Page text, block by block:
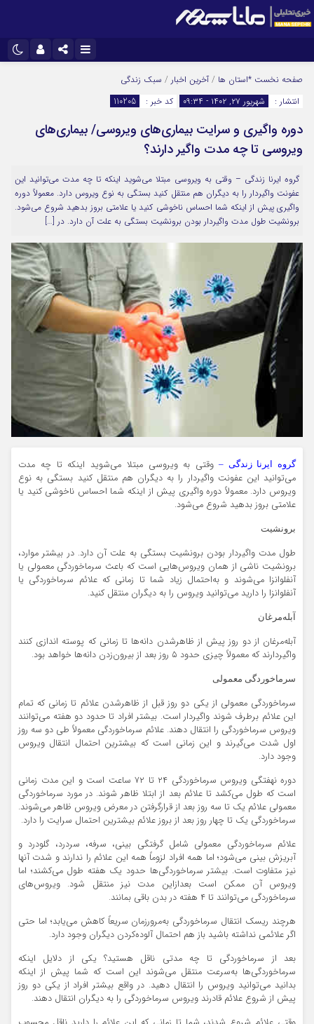
اینستاگرام
تلگرام
سروش
ایتا
آپارات
نام کاربری یا نشانی ایمیل
رمز عبور
مرا به خاطر بسپار
صفحه نخست *استان ها / آخرین اخبار / سبک زندگی
انتشار :
شهریور ۲۷, ۱۴۰۲ - ۰۹:۳۴ کد خبر : 110205
دوره واگیری و سرایت بیماری‌های ویروسی/ بیماری‌های
ویروسی تا چه مدت واگیر دارند؟
گروه ایرنا زندگی – وقتی به ویروسی مبتلا می‌شوید اینکه تا چه مدت می‌توانید این
عفونت واگیردار را به دیگران هم منتقل کنید بستگی به نوع ویروس دارد. معمولاً دوره
واگیری پیش از اینکه شما احساس ناخوشی کنید یا علامتی بروز بدهید شروع می‌شود.
برونشیت طول مدت واگیردار بودن برونشیت بستگی به علت آن دارد. در […]
گروه ایرنا زندگی – وقتی به ویروسی مبتلا می‌شوید اینکه تا چه مدت
می‌توانید این عفونت واگیردار را به دیگران هم منتقل کنید بستگی به نوع
ویروس دارد. معمولاً دوره واگیری پیش از اینکه شما احساس ناخوشی کنید یا
علامتی بروز بدهید شروع می‌شود.
برونشیت
طول مدت واگیردار بودن برونشیت بستگی به علت آن دارد. در بیشتر موارد،
برونشیت ناشی از همان ویروس‌هایی است که باعث سرماخوردگی معمولی یا
آنفلوانزا می‌شوند و به‌احتمال زیاد شما تا زمانی که علائم سرماخوردگی یا
آنفلوانزا را دارید می‌توانید ویروس را به دیگران منتقل کنید.
آبله‌مرغان
آبله‌مرغان از دو روز پیش از ظاهرشدن دانه‌ها تا زمانی که پوسته اندازی کنند
واگیردارند که معمولاً چیزی حدود ۵ روز بعد از بیرون‌زدن دانه‌ها خواهد بود.
سرماخوردگی معمولی
سرماخوردگی معمولی از یکی دو روز قبل از ظاهرشدن علائم تا زمانی که تمام
این علائم برطرف شوند واگیردار است. بیشتر افراد تا حدود دو هفته می‌توانند
ویروس سرماخوردگی را انتقال دهند. علائم سرماخوردگی معمولاً طی دو سه روز
اول شدت می‌گیرند و این زمانی است که بیشترین احتمال انتقال ویروس
وجود دارد.
دوره نهفتگی ویروس سرماخوردگی ۲۴ تا ۷۲ ساعت است و این مدت زمانی
است که طول می‌کشد تا علائم بعد از ابتلا ظاهر شوند. در مورد سرماخوردگی
معمولی علائم یک تا سه روز بعد از قرارگرفتن در معرض ویروس ظاهر می‌شوند.
سرماخوردگی یک تا چهار روز بعد از بروز علائم بیشترین احتمال سرایت را دارد.
علائم سرماخوردگی معمولی شامل گرفتگی بینی، سرفه، سردرد، گلودرد و
آبریزش بینی می‌شود؛ اما همه افراد لزوماً همه این علائم را ندارند و شدت آنها
نیز متفاوت است. بیشتر سرماخوردگی‌ها حدود یک هفته طول می‌کشند؛ اما
ویروس آن ممکن است بعدازاین مدت نیز منتقل شود. ویروس‌های
سرماخوردگی می‌توانند تا ۴ هفته در بدن باقی بمانند.
هرچند ریسک انتقال سرماخوردگی به‌مرورزمان سریعاً کاهش می‌یابد؛ اما حتی
اگر علائمی نداشته باشید باز هم احتمال آلوده‌کردن دیگران وجود دارد.
بعد از سرماخوردگی تا چه مدتی ناقل هستید؟ یکی از دلایل اینکه
سرماخوردگی‌ها به‌سرعت منتقل می‌شوند این است که شما پیش از اینکه
بدانید می‌توانید ویروس را انتقال دهید. در واقع بیشتر افراد از یکی دو روز
پیش از شروع علائم قادرند ویروس سرماخوردگی را به دیگران انتقال دهند.